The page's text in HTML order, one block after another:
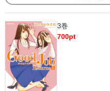
3巻
700pt